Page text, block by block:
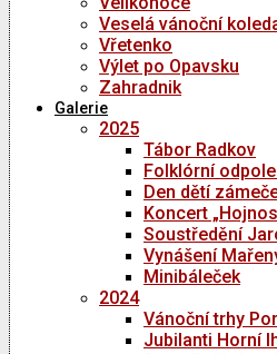
Veselá vánoční
Vřetenko
Výlet po Opavsku
Zahradnik
Galerie
2025
Tábor Radkov
Folklórní
Den dětí
Koncert
Soustředění
Vynášení
Minibáleček
2024
Vánoční trhy
Jubilanti Horní